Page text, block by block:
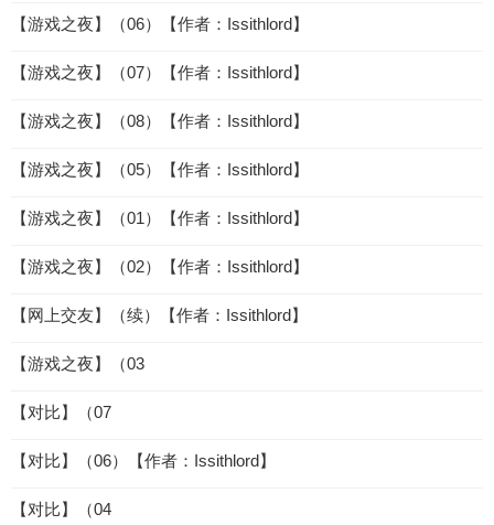
【游戏之夜】（06）【作者：Issithlord】
【游戏之夜】（07）【作者：Issithlord】
【游戏之夜】（08）【作者：Issithlord】
【游戏之夜】（05）【作者：Issithlord】
【游戏之夜】（01）【作者：Issithlord】
【游戏之夜】（02）【作者：Issithlord】
【网上交友】（续）【作者：Issithlord】
【游戏之夜】（03
【对比】（07
【对比】（06）【作者：Issithlord】
【对比】（04